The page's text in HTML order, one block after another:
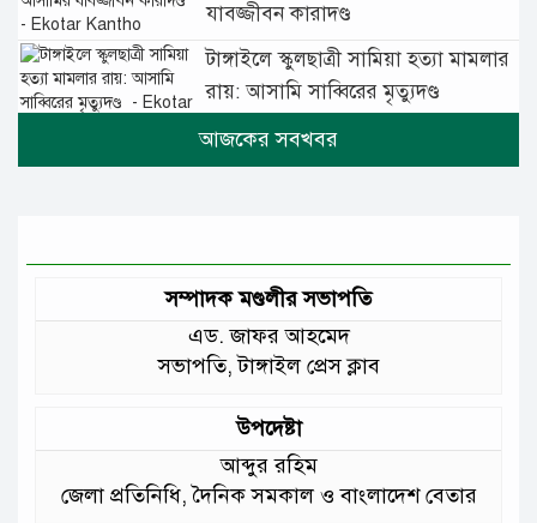
যাবজ্জীবন কারাদণ্ড
টাঙ্গাইলে স্কুলছাত্রী সামিয়া হত্যা মামলার
রায়: আসামি সাব্বিরের মৃত্যুদণ্ড
টানা বৃষ্টিতে টাঙ্গাইলে বিপর্যস্ত জনজীবন
এখন টাঙ্গাইলে
জেলার মানুষের উন্নত স্বাস্থ্যসেবায় সর্বোচ্চ
গুরুত্ব দিয়ে কাজ করছি: প্রতিমন্ত্রী টুকু
আমাদের চার পাশে ব্যাঙের ছাতার মতো
গড়ে উঠছে মাদ্রাসা ও কিন্ডার গার্ডেন
:মুক্তিযুদ্ধ বিষয়কমন্ত্রী
সম্পাদক মণ্ডলীর সভাপতি
এড. জাফর আহমেদ
সভাপতি, টাঙ্গাইল প্রেস ক্লাব
উপদেষ্টা
আব্দুর রহিম
জেলা প্রতিনিধি, দৈনিক সমকাল ও বাংলাদেশ বেতার